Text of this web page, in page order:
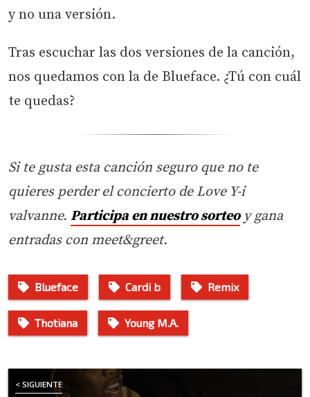
y no una versión.
Tras escuchar las dos versiones de la canción,
nos quedamos con la de Blueface. ¿Tú con cuál
te quedas?
Si te gusta esta canción seguro que no te
quieres perder el concierto de Love Y-i
valvanne. Participa en nuestro sorteoy gana
entradas con meet&greet.
Blueface Cardi b Remix
Thotiana Young M.A.
< SIGUIENTE